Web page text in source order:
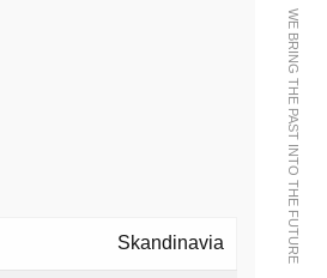
WE BRING THE PAST INTO THE FUTURE
Skandinavia